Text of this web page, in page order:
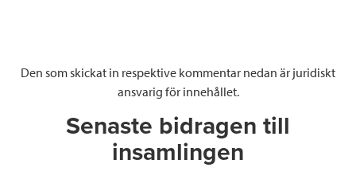
Den som skickat in respektive kommentar nedan är juridiskt
ansvarig för innehållet.
Senaste bidragen till
insamlingen